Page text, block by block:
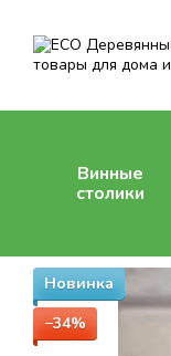
Винные
столики
Новинка
−34%